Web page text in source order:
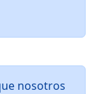
nosotros